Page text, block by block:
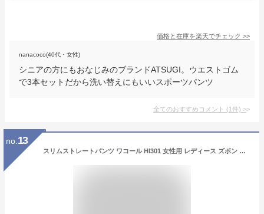
価格と在庫を楽天でチェック >>
nanacoco(40代・女性)
シニアの方にもおなじみのブランドATSUGI。ウエストゴム
で3本セットだから洗い替えにもいいスポーツパンツ
全てのおすすめコメント (1件) >
no. 13
スリムストレートパンツ ワコール HI301 女性用 レディース ズボン 医療用白衣 看護師 病院 医者 介護 透け防止 制電 吸汗 防汚防塵 ストレッチ フォーク Wacoal FOLK